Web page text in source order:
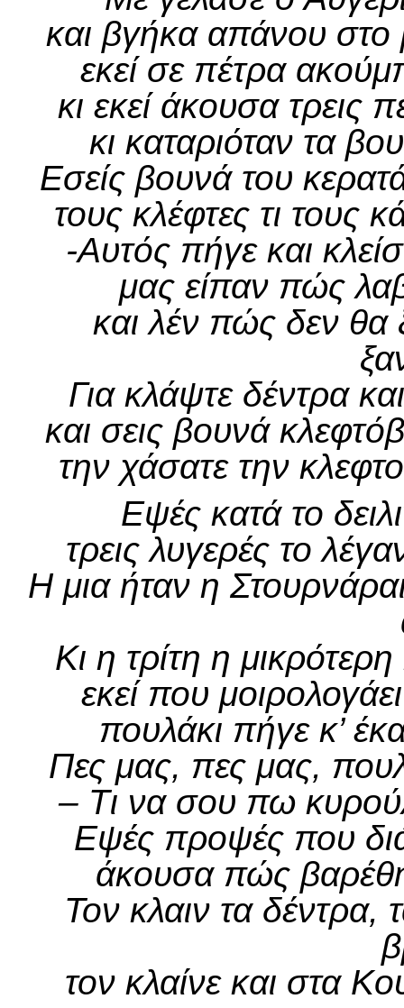
και βγήκα απάνου στο
εκεί σε πέτρα
κι εκεί άκουσα τρεις
κι καταριόταν τα
Εσείς βουνά του
τους κλέφτες τι τους
-Αυτός πήγε και
μας είπαν πώς
και λέν πώς δεν θα
Για κλάψτε δέντρα
και σεις βουνά
την χάσατε την
Εψές κατά το
τρεις λυγερές το
Η μια ήταν η
Κι η τρίτη η
εκεί που
πουλάκι πήγε κ’
Πες μας, πες μας,
– Τι να σου πω
Εψές προψές που
άκουσα πώς
Τον κλαιν τα δέντρα,
τον κλαίνε και στα